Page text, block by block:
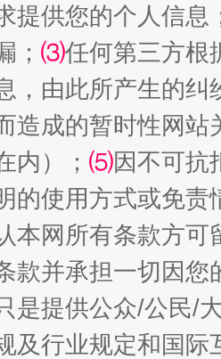
被判无期 从幼
提供您的个人信息
； ⑶任何第三方根
，由此所产生的纠
造成的暂时性网
内）； ⑸因不可抗
的使用方式或免责
本网所有条款方
款并承担一切因
是提供公众/公民/
及行业规定和国